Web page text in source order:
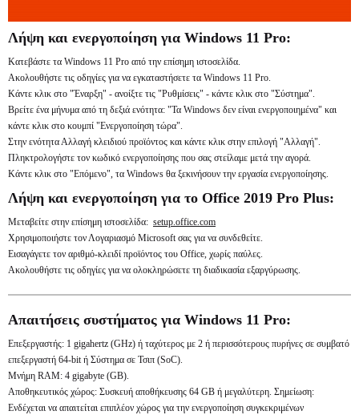
Λήψη και ενεργοποίηση για Windows 11 Pro:
Κατεβάστε τα Windows 11 Pro από την επίσημη ιστοσελίδα.
Ακολουθήστε τις οδηγίες για να εγκαταστήσετε τα Windows 11 Pro.
Κάντε κλικ στο "Έναρξη" - ανοίξτε τις "Ρυθμίσεις" - κάντε κλικ στο "Σύστημα".
Βρείτε ένα μήνυμα από τη δεξιά ενότητα: "Τα Windows δεν είναι ενεργοποιημένα" και
κάντε κλικ στο κουμπί "Ενεργοποίηση τώρα".
Στην ενότητα Αλλαγή κλειδιού προϊόντος και κάντε κλικ στην επιλογή "Αλλαγή".
Πληκτρολογήστε τον κωδικό ενεργοποίησης που σας στείλαμε μετά την αγορά.
Κάντε κλικ στο "Επόμενο", τα Windows θα ξεκινήσουν την εργασία ενεργοποίησης.
Λήψη και ενεργοποίηση για το Office 2019 Pro Plus:
Μεταβείτε στην επίσημη ιστοσελίδα: setup.office.com
Χρησιμοποιήστε τον Λογαριασμό Microsoft σας για να συνδεθείτε.
Εισαγάγετε τον αριθμό-κλειδί προϊόντος του Office, χωρίς παύλες.
Ακολουθήστε τις οδηγίες για να ολοκληρώσετε τη διαδικασία εξαργύρωσης.
Απαιτήσεις συστήματος για Windows 11 Pro:
Επεξεργαστής: 1 gigahertz (GHz) ή ταχύτερος με 2 ή περισσότερους πυρήνες σε συμβατό
επεξεργαστή 64-bit ή Σύστημα σε Τσιπ (SoC).
Μνήμη RAM: 4 gigabyte (GB).
Αποθηκευτικός χώρος: Συσκευή αποθήκευσης 64 GB ή μεγαλύτερη. Σημείωση:
Ενδέχεται να απαιτείται επιπλέον χώρος για την ενεργοποίηση συγκεκριμένων